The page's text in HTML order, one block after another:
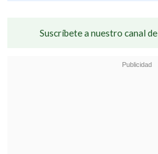
Suscríbete a nuestro canal de